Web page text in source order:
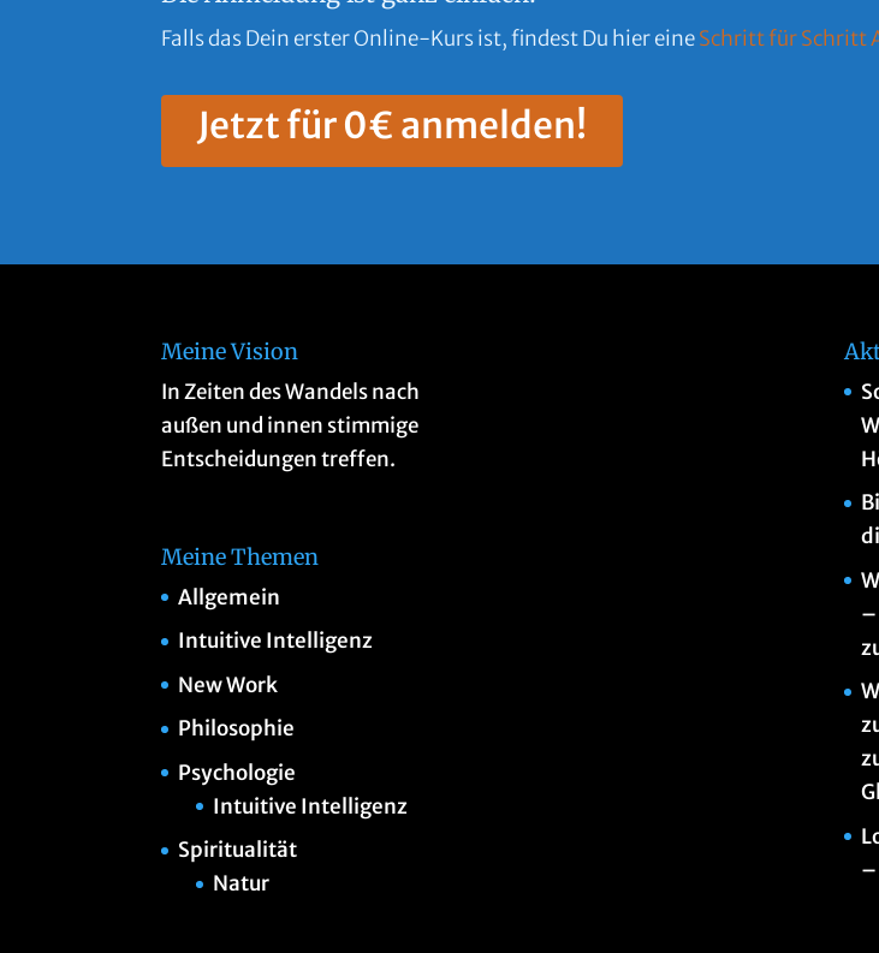
Falls das Dein erster Online-Kurs ist, findest Du hier eineSchritt für Schritt
Jetzt für 0€ anmelden!
Meine Vision
In Zeiten des Wandels nach
außen und innen stimmige
Entscheidungen treffen.
Meine Themen
Allgemein
Intuitive Intelligenz
New Work
Philosophie
Psychologie
Intuitive Intelligenz
Spiritualität
Natur
–
–